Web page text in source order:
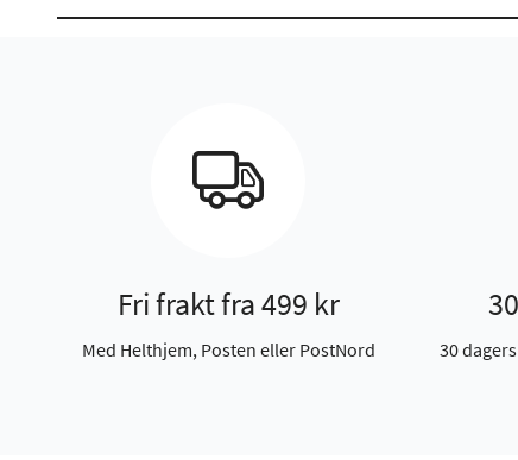
Fri frakt fra 499 kr
Med Helthjem, Posten eller PostNord
30